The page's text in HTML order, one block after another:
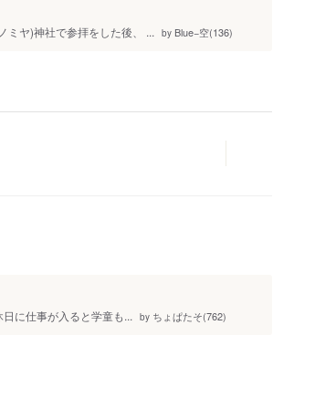
ミヤ)神社で参拝をした後、 ... by Blue−空(136)
に仕事が入ると学童も... by ちょぱたそ(762)